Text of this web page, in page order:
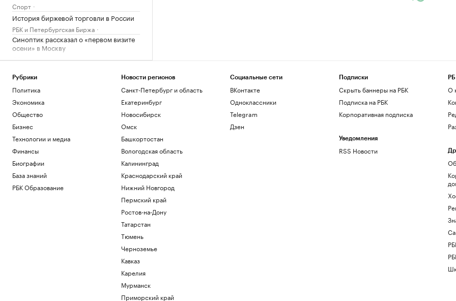
Спорт
История биржевой торговли в России
РБК и Петербургская Биржа
Синоптик рассказал о «первом визите
осени» в Москву
Общество
переговорах с Саркози в 2008 году
Политика
Федорищев рассказал о последствиях
атаки БПЛА на Самарскую область
Политика
Трое пострадали при ударе БПЛА по
грузовику в Белгородской области
Политика
Искусственный интеллект вызовет
массовые увольнения — и еще 10
мифов
РБК и Yandex Cloud
Зачем малому и среднему бизнесу
облигации и что важно знать о бирже
Рубрики
Политика
Экономика
Общество
Бизнес
Технологии и медиа
Финансы
Биографии
База знаний
РБК Образование
Новости регионов
Санкт-Петербург и область
Екатеринбург
Новосибирск
Омск
Башкортостан
Вологодская область
Калининград
Краснодарский край
Нижний Новгород
Пермский край
Ростов-на-Дону
Татарстан
Тюмень
Черноземье
Кавказ
Карелия
Мурманск
Приморский край
Социальные сети
ВКонтакте
Одноклассники
Telegram
Дзен
Подписки
Скрыть баннеры на РБК
Подписка на РБК
Корпоративная подписка
Уведомления
RSS Новости
О